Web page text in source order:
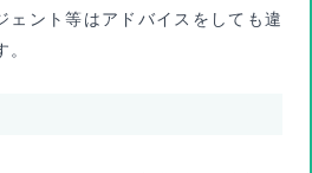
ェント等はアドバイスをしても違